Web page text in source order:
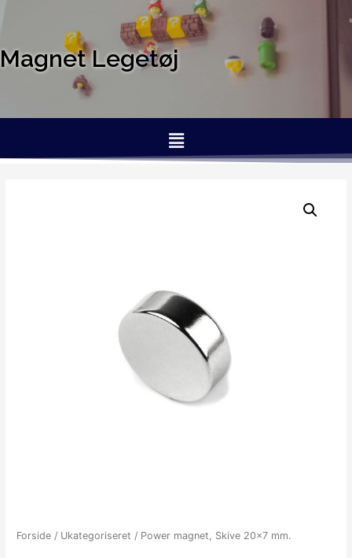
Magnet Legetøj
Forside / Ukategoriseret / Power magnet, Skive 20×7 mm.